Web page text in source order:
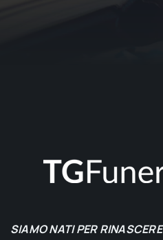
SIAMO NATI PER RINASCERE